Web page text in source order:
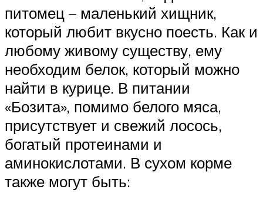
питомец – маленький хищник,
который любит вкусно поесть. Как и
любому живому существу, ему
необходим белок, который можно
найти в курице. В питании
«Бозита», помимо белого мяса,
присутствует и свежий лосось,
богатый протеинами и
аминокислотами. В сухом корме
также могут быть: